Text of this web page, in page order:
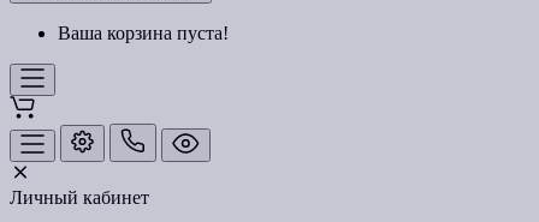
Ваша корзина пуста!
Личный кабинет